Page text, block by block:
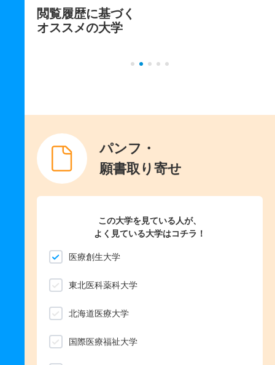
閲覧履歴に基づく
オススメの大学
パンフ・
願書取り寄せ
この大学を見ている人が、
よく見ている大学はコチラ！
医療創生大学
東北医科薬科大学
北海道医療大学
国際医療福祉大学